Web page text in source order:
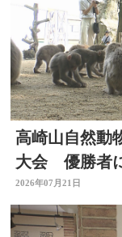
高崎山自然動
大会 優勝者
で
2026年07月21日